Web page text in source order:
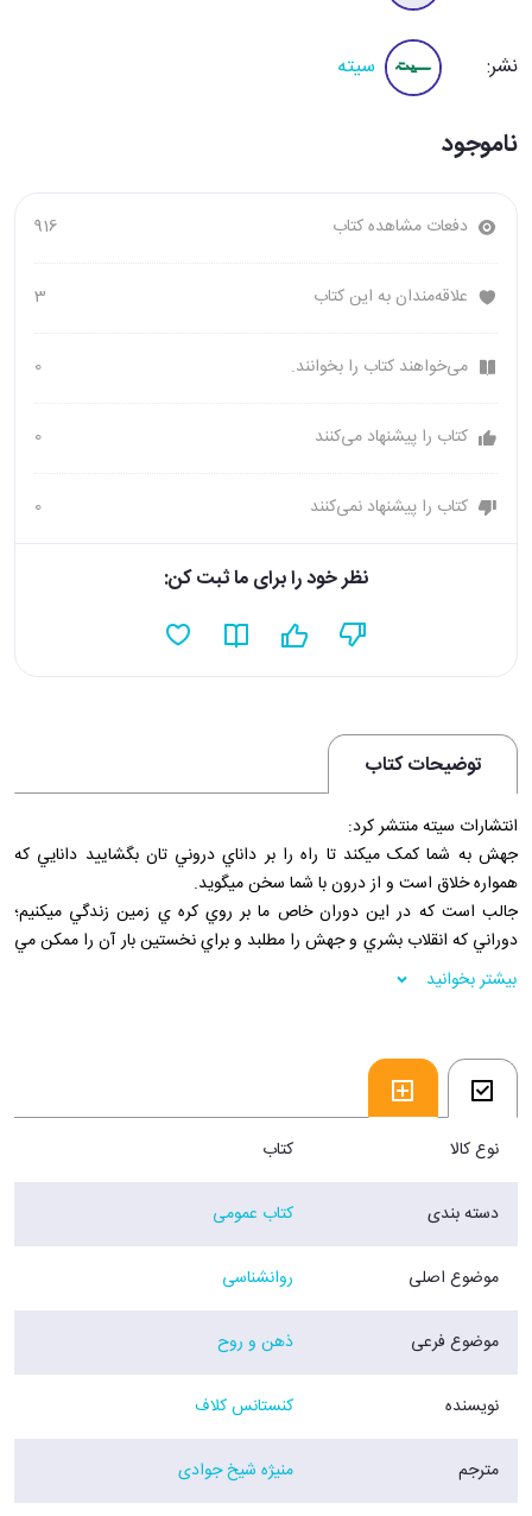
نشر: سیته
ناموجود
دفعات مشاهده کتاب 916
علاقه‌مندان به این کتاب 3
می‌خواهند کتاب را بخوانند. 0
کتاب را پیشنهاد می‌کنند 0
کتاب را پیشنهاد نمی‌کنند 0
نظر خود را برای ما ثبت کن:
توضیحات کتاب
انتشارات سيته منتشر کرد:
جهش به شما کمک ميکند تا راه را بر داناي دروني تان بگشاييد دانايي که
همواره خلاق است و از درون با شما سخن ميگويد.
جالب است که در اين دوران خاص ما بر روي کره ي زمين زندگي ميکنيم؛
دوراني که انقلاب بشري و جهش را مطلبد و براي نخستين بار آن را ممکن مي
سازد.
در اين دوره همه ي ما يکي مي شويم و در طول راه هر يک آموختني هاي
همراهاني نيز داريم.
من و تو ما ميشويم.
فروشگاه اينترنتي 30بوک
بیشتر بخوانید
نوع کالا کتاب
دسته بندی کتاب عمومی
موضوع اصلی روانشناسی
موضوع فرعی ذهن و روح
نویسنده کنستانس کلاف
مترجم منیژه شیخ جوادی